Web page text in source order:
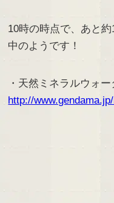
10時の時点で、あと
中のようです！
・天然ミネラルウォ
http://